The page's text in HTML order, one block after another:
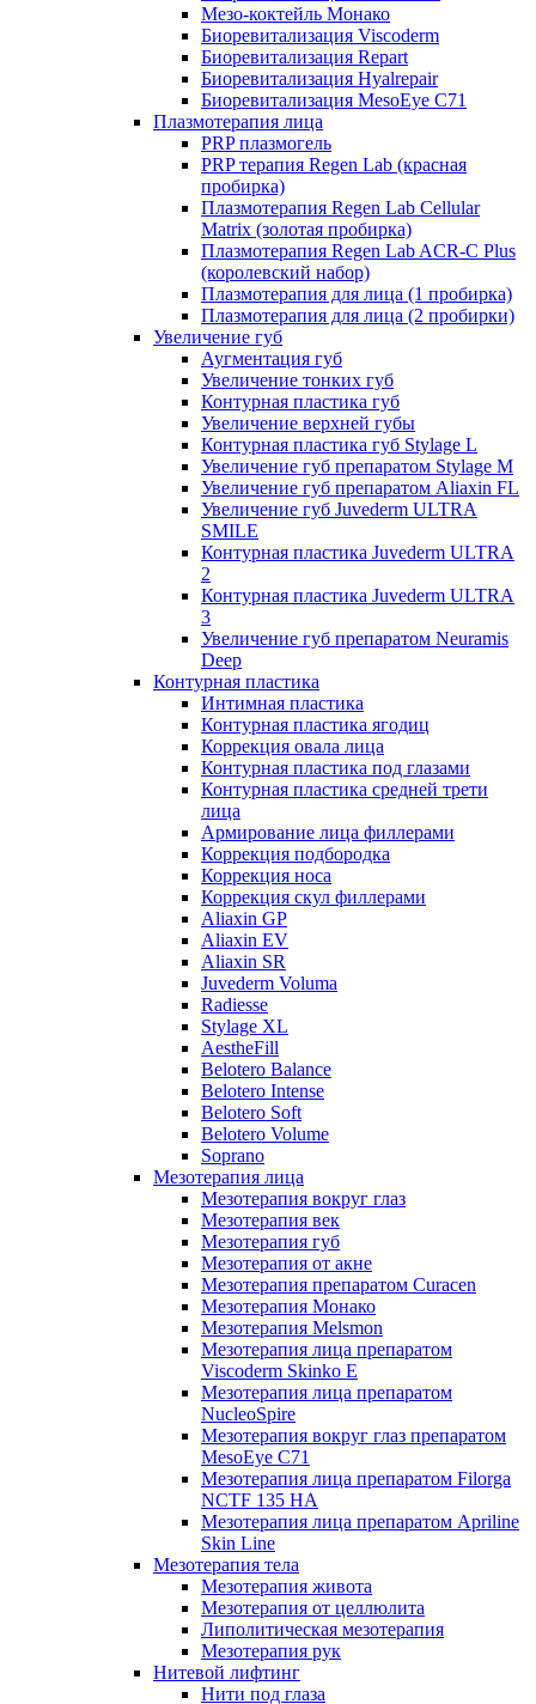
Мезо-коктейль Монако
Биоревитализация Viscoderm
Биоревитализация Repart
Биоревитализация Hyalrepair
Биоревитализация MesoEye C71
Плазмотерапия лица
PRP плазмогель
PRP терапия Regen Lab (красная
пробирка)
Плазмотерапия Regen Lab Cellular
Matrix (золотая пробирка)
Плазмотерапия Regen Lab ACR-C Plus
(королевский набор)
Плазмотерапия для лица (1 пробирка)
Плазмотерапия для лица (2 пробирки)
Увеличение губ
Аугментация губ
Увеличение тонких губ
Контурная пластика губ
Увеличение верхней губы
Контурная пластика губ Stylage L
Увеличение губ препаратом Stylage M
Увеличение губ препаратом Aliaxin FL
Увеличение губ Juvederm ULTRA
SMILE
Контурная пластика Juvederm ULTRA
2
Контурная пластика Juvederm ULTRA
3
Увеличение губ препаратом Neuramis
Deep
Контурная пластика
Интимная пластика
Контурная пластика ягодиц
Коррекция овала лица
Контурная пластика под глазами
Контурная пластика средней трети
лица
Армирование лица филлерами
Коррекция подбородка
Коррекция носа
Коррекция скул филлерами
Aliaxin GP
Aliaxin EV
Aliaxin SR
Juvederm Voluma
Radiesse
Stylage XL
AestheFill
Belotero Balance
Belotero Intense
Belotero Soft
Belotero Volume
Soprano
Мезотерапия лица
Мезотерапия вокруг глаз
Мезотерапия век
Мезотерапия губ
Мезотерапия от акне
Мезотерапия препаратом Curacen
Мезотерапия Монако
Мезотерапия Melsmon
Мезотерапия лица препаратом
Viscoderm Skinko E
Мезотерапия лица препаратом
NucleoSpire
Мезотерапия вокруг глаз препаратом
MesoEye С71
Мезотерапия лица препаратом Filorga
NCTF 135 HA
Мезотерапия лица препаратом Apriline
Skin Line
Мезотерапия тела
Мезотерапия живота
Мезотерапия от целлюлита
Липолитическая мезотерапия
Мезотерапия рук
Нитевой лифтинг
Нити под глаза